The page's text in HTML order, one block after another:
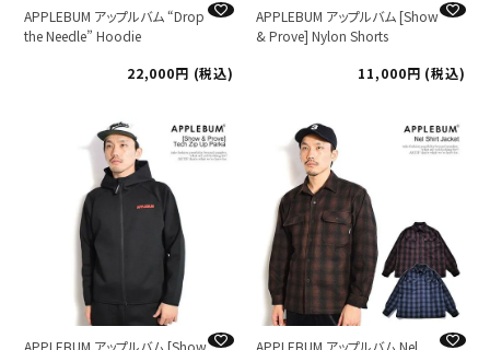
APPLEBUM アップルバム “Drop
the Needle” Hoodie
22,000
税込
APPLEBUM アップルバム [Show
& Prove] Nylon Shorts
11,000
税込